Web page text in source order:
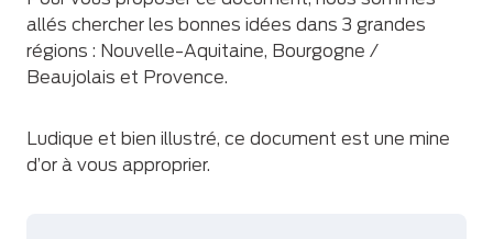
allés chercher les bonnes idées dans 3 grandes
régions : Nouvelle-Aquitaine, Bourgogne /
Beaujolais et Provence.
Ludique et bien illustré, ce document est une mine
d’or à vous approprier.